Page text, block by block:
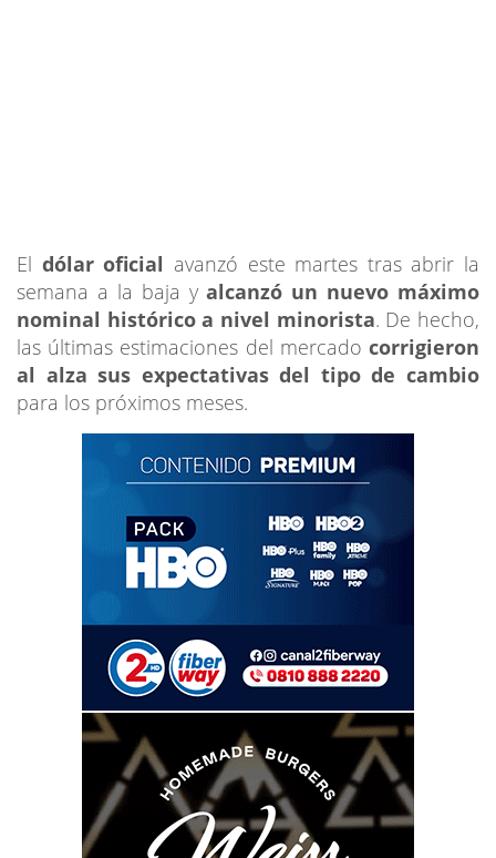
El dólar oficial avanzó este martes tras abrir la
semana a la baja yalcanzó un nuevo máximo
nominal histórico a nivel minorista. De hecho,
las últimas estimaciones del mercado corrigieron
al alza sus expectativas del tipo de cambio
para los próximos meses.